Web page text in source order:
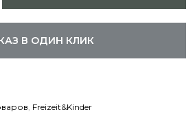
В ОДИН КЛИК
Freizeit&Kinder